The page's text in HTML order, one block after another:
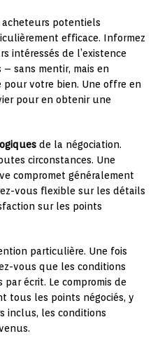
potentiels
efficace. Informez
intéressés de l’existence
sans mentir, mais en
votre bien. Une offre en
pour en obtenir une
de la négociation.
circonstances. Une
compromet généralement
vous flexible sur les détails
sur les points
particulière. Une fois
vous que les conditions
écrit. Le compromis de
tous les points négociés, y
inclus, les conditions